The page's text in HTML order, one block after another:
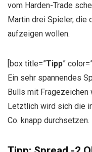
vom Harden-Trade
Martin drei Spieler, die
aufzeigen wollen.
[box title=”Tipp”
Ein sehr spannendes
Bulls mit Fragezeichen
Letztlich wird sich die
Co. knapp durchsetzen.